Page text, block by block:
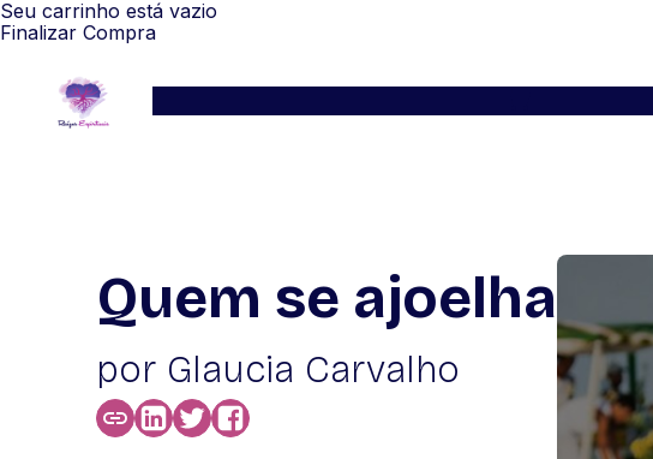
Seu carrinho está vazio
Finalizar Compra
Quem se ajoelha
por Glaucia Carvalho